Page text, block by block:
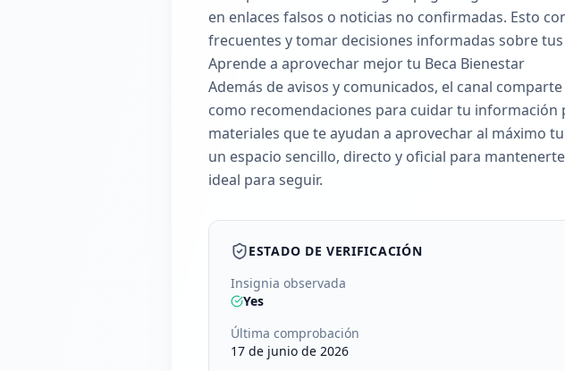
en enlaces falsos o noticias no confirmadas. Esto
frecuentes y tomar decisiones informadas sobre tus
Aprende a aprovechar mejor tu Beca Bienestar
Además de avisos y comunicados, el canal
como recomendaciones para cuidar tu
materiales que te ayudan a aprovechar al máximo
un espacio sencillo, directo y oficial para
ideal para seguir.
ESTADO DE VERIFICACIÓN
Insignia observada
Yes
Última comprobación
17 de junio de 2026